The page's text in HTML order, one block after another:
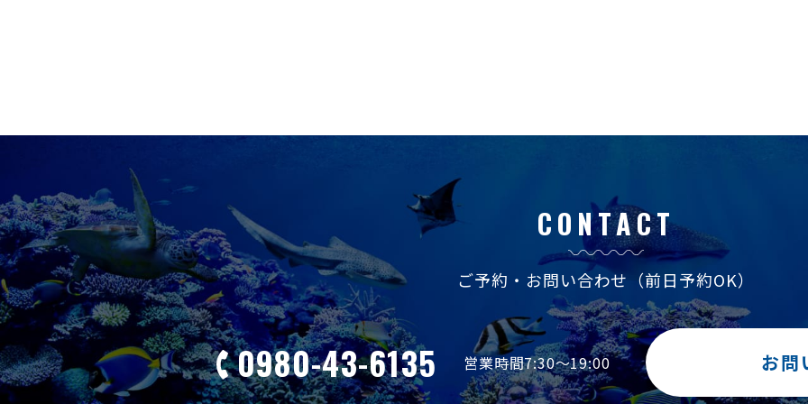
CONTACT
ご予約・お問い合わせ （前日予約OK）
0980-43-6135 営業時間7:30～19:00 お問